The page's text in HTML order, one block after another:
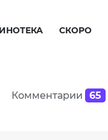
СКОРО
Комментарии 65